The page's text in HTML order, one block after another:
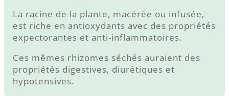
La racine de la plante, macérée ou infusée,
est riche en antioxydants avec des propriétés
expectorantes et anti-inflammatoires.
Ces mêmes rhizomes séchés auraient des
propriétés digestives, diurétiques et
hypotensives.